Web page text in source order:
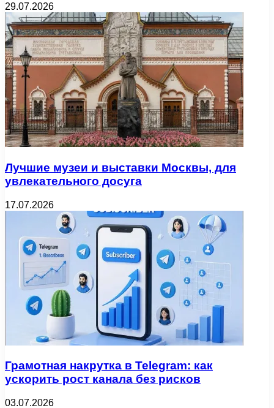
29.07.2026
Лучшие музеи и выставки Москвы, для
увлекательного досуга
17.07.2026
Грамотная накрутка в Telegram: как
ускорить рост канала без рисков
03.07.2026